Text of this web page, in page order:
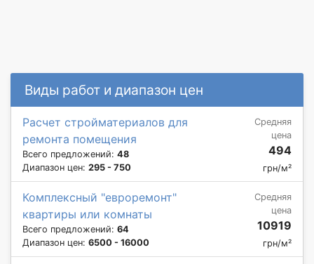
Виды работ и диапазон цен
Расчет стройматериалов для
ремонта помещения
Всего предложений: 48
Диапазон цен: 295 - 750
Средняя
цена
494
грн/м²
Комплексный "евроремонт"
квартиры или комнаты
Всего предложений: 64
Диапазон цен: 6500 - 16000
Средняя
цена
10919
грн/м²